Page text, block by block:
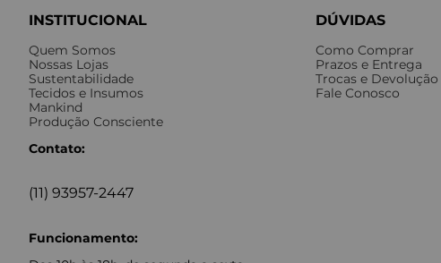
INSTITUCIONAL
Quem Somos
Nossas Lojas
Sustentabilidade
Tecidos e Insumos
Mankind
Produção Consciente
Contato:
(11) 93957-2447
Funcionamento:
DÚVIDAS
Como Comprar
Prazos e Entrega
Trocas e Devolução
Fale Conosco